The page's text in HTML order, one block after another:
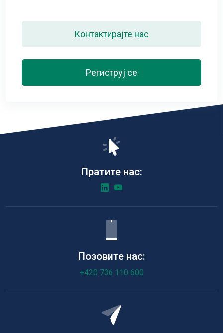
Контактирајте нас
Региструј се
Пратите нас:
Позовите нас:
+420 736 110 600